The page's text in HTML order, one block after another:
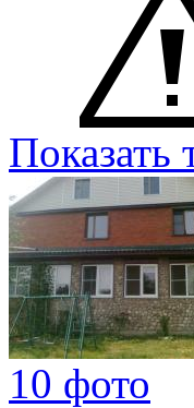
Показать
10 фото